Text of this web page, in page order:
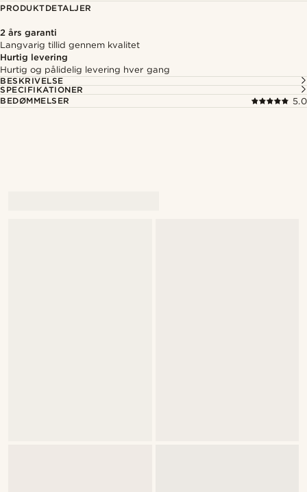
PRODUKTDETALJER
2 års garanti
Langvarig tillid gennem kvalitet
Hurtig levering
Hurtig og pålidelig levering hver gang
BESKRIVELSE
SPECIFIKATIONER
BEDØMMELSER
5.0